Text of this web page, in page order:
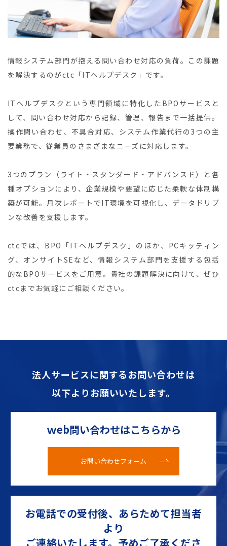
情報システム部門が抱える問い合わせ対応の負荷。この課題
を解決するのがctc「ITヘルプデスク」です。
ITヘルプデスクという専門領域に特化したBPOサービスと
して、問い合わせ対応から記録、管理、報告まで一括提供。
操作問い合わせ、不具合対応、システム作業代行の3つの主
要業務で、従業員のさまざまなニーズに対応します。
3つのプラン（ライト・スタンダード・アドバンスド）と各
種オプションにより、企業規模や要望に応じた柔軟な体制構
築が可能。月次レポートでIT環境を可視化し、データドリブ
ンな改善を支援します。
ctcでは、BPO「ITヘルプデスク」のほか、PCキッティン
グ、オンサイトSEなど、情報システム部門を支援する包括
的なBPOサービスをご用意。貴社の課題解決に向けて、ぜひ
ctcまでお気軽にご相談ください。
法人サービスに関するお問い合わせは
以下よりお願いいたします。
ｗeb問い合わせはこちらから
お問い合わせフォーム
お電話での受付後、あらためて担当者
より
ご連絡いたします。予めご了承くださ